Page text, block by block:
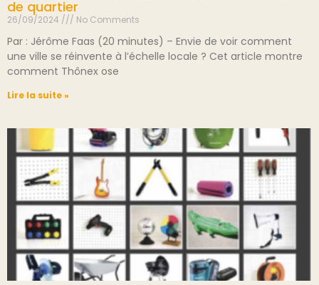
de quartier
26/09/2024 No Comments
Par : Jérôme Faas (20 minutes) – Envie de voir comment
une ville se réinvente à l’échelle locale ? Cet article montre
comment Thônex ose
Lire la suite »